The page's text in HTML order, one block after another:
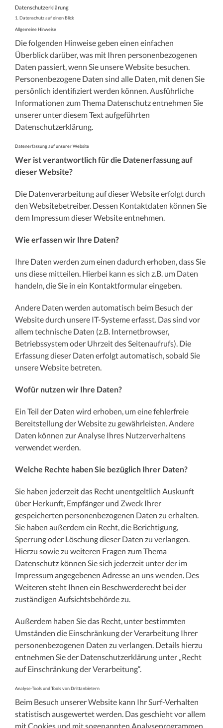
Inhalt
springen
Datenschutzerklärung
1. Datenschutz auf einen Blick
Allgemeine Hinweise
Die folgenden Hinweise geben einen einfachen
Überblick darüber, was mit Ihren personenbezogenen
Daten passiert, wenn Sie unsere Website besuchen.
Personenbezogene Daten sind alle Daten, mit denen Sie
persönlich identifiziert werden können. Ausführliche
Informationen zum Thema Datenschutz entnehmen Sie
unserer unter diesem Text aufgeführten
Datenschutzerklärung.
Datenerfassung auf unserer Website
Wer ist verantwortlich für die Datenerfassung auf
dieser Website?
Die Datenverarbeitung auf dieser Website erfolgt durch
den Websitebetreiber. Dessen Kontaktdaten können Sie
dem Impressum dieser Website entnehmen.
Wie erfassen wir Ihre Daten?
Ihre Daten werden zum einen dadurch erhoben, dass Sie
uns diese mitteilen. Hierbei kann es sich z.B. um Daten
handeln, die Sie in ein Kontaktformular eingeben.
Andere Daten werden automatisch beim Besuch der
Website durch unsere IT-Systeme erfasst. Das sind vor
allem technische Daten (z.B. Internetbrowser,
Betriebssystem oder Uhrzeit des Seitenaufrufs). Die
Erfassung dieser Daten erfolgt automatisch, sobald Sie
unsere Website betreten.
Wofür nutzen wir Ihre Daten?
Ein Teil der Daten wird erhoben, um eine fehlerfreie
Bereitstellung der Website zu gewährleisten. Andere
Daten können zur Analyse Ihres Nutzerverhaltens
verwendet werden.
Welche Rechte haben Sie bezüglich Ihrer Daten?
Sie haben jederzeit das Recht unentgeltlich Auskunft
über Herkunft, Empfänger und Zweck Ihrer
gespeicherten personenbezogenen Daten zu erhalten.
Sie haben außerdem ein Recht, die Berichtigung,
Sperrung oder Löschung dieser Daten zu verlangen.
Hierzu sowie zu weiteren Fragen zum Thema
Datenschutz können Sie sich jederzeit unter der im
Impressum angegebenen Adresse an uns wenden. Des
Weiteren steht Ihnen ein Beschwerderecht bei der
zuständigen Aufsichtsbehörde zu.
Außerdem haben Sie das Recht, unter bestimmten
Umständen die Einschränkung der Verarbeitung Ihrer
personenbezogenen Daten zu verlangen. Details hierzu
entnehmen Sie der Datenschutzerklärung unter „Recht
auf Einschränkung der Verarbeitung“.
Analyse-Tools und Tools von Drittanbietern
Beim Besuch unserer Website kann Ihr Surf-Verhalten
statistisch ausgewertet werden. Das geschieht vor allem
mit Cookies und mit sogenannten Analyseprogrammen.